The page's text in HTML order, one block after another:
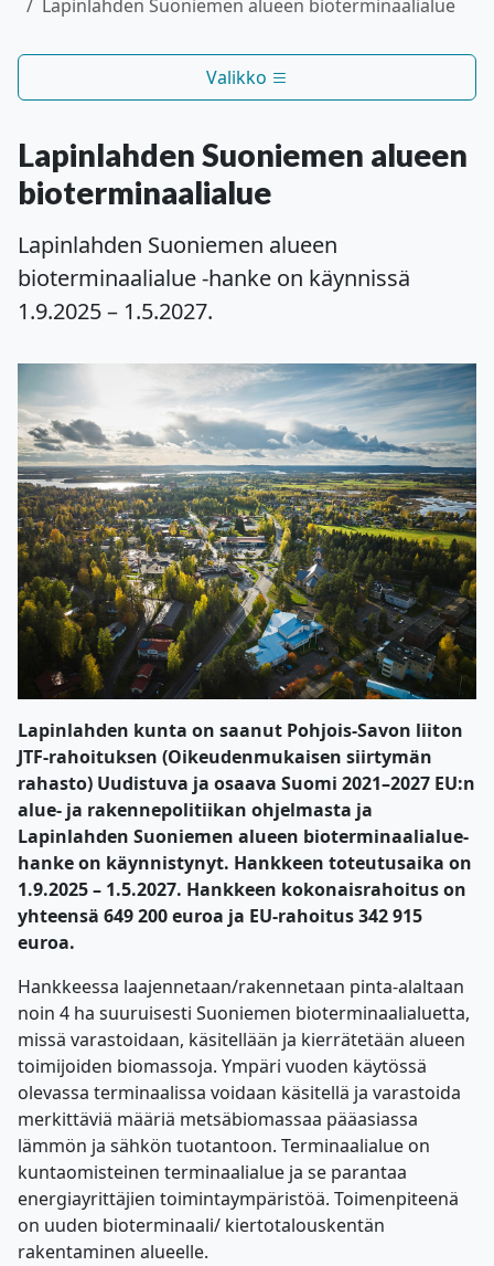
Lapinlahden Suoniemen alueen bioterminaalialue
Valikko
Lapinlahden Suoniemen alueen
bioterminaalialue
Lapinlahden Suoniemen alueen
bioterminaalialue -hanke on käynnissä
1.9.2025 – 1.5.2027.
Lapinlahden kunta on saanut Pohjois-Savon liiton
JTF-rahoituksen (Oikeudenmukaisen siirtymän
rahasto) Uudistuva ja osaava Suomi 2021–2027 EU:n
alue- ja rakennepolitiikan ohjelmasta ja
Lapinlahden Suoniemen alueen bioterminaalialue-
hanke on käynnistynyt. Hankkeen toteutusaika on
1.9.2025 – 1.5.2027. Hankkeen kokonaisrahoitus on
yhteensä 649 200 euroa ja EU-rahoitus 342 915
euroa.
Hankkeessa laajennetaan/rakennetaan pinta-alaltaan
noin 4 ha suuruisesti Suoniemen bioterminaalialuetta,
missä varastoidaan, käsitellään ja kierrätetään alueen
toimijoiden biomassoja. Ympäri vuoden käytössä
olevassa terminaalissa voidaan käsitellä ja varastoida
merkittäviä määriä metsäbiomassaa pääasiassa
lämmön ja sähkön tuotantoon. Terminaalialue on
kuntaomisteinen terminaalialue ja se parantaa
energiayrittäjien toimintaympäristöä. Toimenpiteenä
on uuden bioterminaali/ kiertotalouskentän
rakentaminen alueelle.